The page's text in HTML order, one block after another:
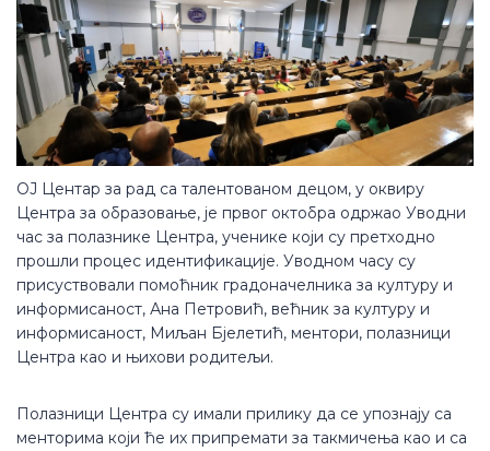
ОЈ Центар за рад са талентованом децом, у оквиру
Центра за образовање, је првог октобра одржао Уводни
час за полазнике Центра, ученике који су претходно
прошли процес идентификације. Уводном часу су
присуствовали помоћник градоначелника за културу и
информисаност, Ана Петровић, већник за културу и
информисаност, Миљан Бјелетић, ментори, полазници
Центра као и њихови родитељи.
Полазници Центра су имали прилику да се упознају са
менторима који ће их припремати за такмичења као и са